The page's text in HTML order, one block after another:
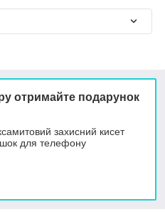
отримайте подарунок
захисний кисет
для телефону